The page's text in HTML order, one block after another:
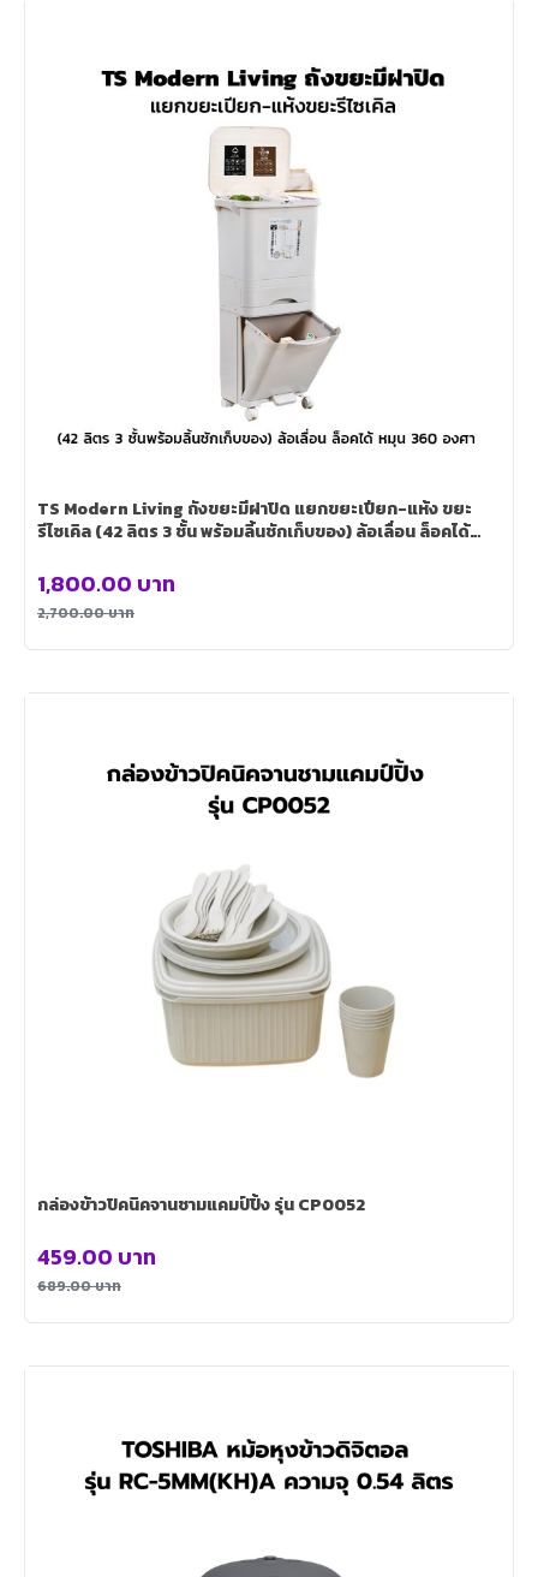
TS Modern Living ถังขยะมีฝาปิด แยกขยะเปียก-แห้ง ขยะ
รีไซเคิล (42 ลิตร 3 ชั้น พร้อมลิ้นชักเก็บของ) ล้อเลื่อน ล็อคได้
2,700.00บาท
1,800.00 บาท
กล่องข้าวปิคนิคจานชามแคมป์ปิ้ง รุ่น CP0052
689.00บาท
459.00 บาท